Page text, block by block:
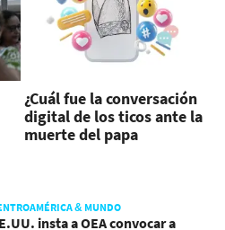
¿Cuál fue la conversación
digital de los ticos ante la
muerte del papa
& MUNDO
insta a OEA convocar a